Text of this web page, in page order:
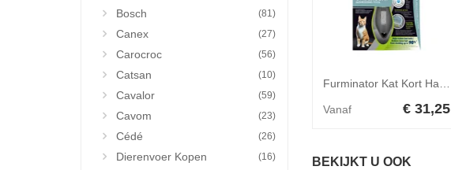
Bosch (81)
Canex (27)
Carocroc (56)
Catsan (10)
Cavalor (59)
Cavom (23)
Cédé (26)
Dierenvoer Kopen (16)
Vanaf € 31,25
BEKIJKT U OOK